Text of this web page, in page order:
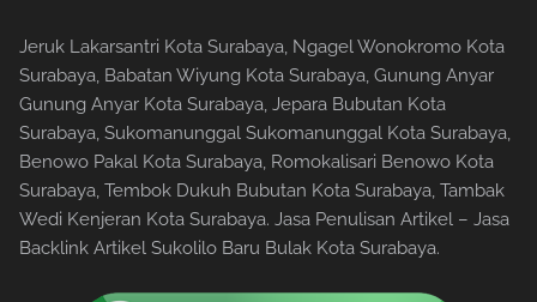
Jeruk Lakarsantri Kota Surabaya, Ngagel Wonokromo Kota
Surabaya, Babatan Wiyung Kota Surabaya, Gunung Anyar
Gunung Anyar Kota Surabaya, Jepara Bubutan Kota
Surabaya, Sukomanunggal Sukomanunggal Kota Surabaya,
Benowo Pakal Kota Surabaya, Romokalisari Benowo Kota
Surabaya, Tembok Dukuh Bubutan Kota Surabaya, Tambak
Wedi Kenjeran Kota Surabaya. Jasa Penulisan Artikel – Jasa
Backlink Artikel Sukolilo Baru Bulak Kota Surabaya.